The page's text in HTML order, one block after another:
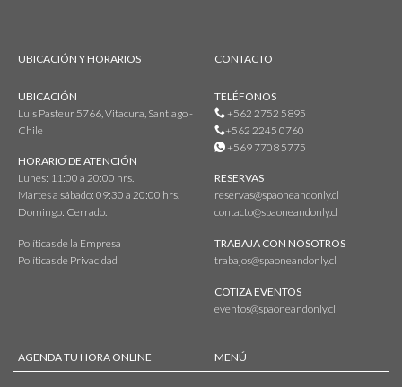
UBICACIÓN Y HORARIOS
UBICACIÓN
Luis Pasteur 5766, Vitacura, Santiago -
Chile
HORARIO DE ATENCIÓN
Lunes: 11:00 a 20:00 hrs.
Martes a sábado: 09:30 a 20:00 hrs.
Domingo: Cerrado.
Políticas de la Empresa
Políticas de Privacidad
CONTACTO
TELÉFONOS
+562 2752 5895
+562 2245 0760
+569 7708 5775
RESERVAS
reservas@spaoneandonly.cl
contacto@spaoneandonly.cl
TRABAJA CON NOSOTROS
trabajos@spaoneandonly.cl
COTIZA EVENTOS
eventos@spaoneandonly.cl
AGENDA TU HORA ONLINE MENÚ